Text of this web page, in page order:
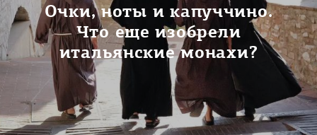
Очки, ноты и капуччино.
Что еще изобрели
итальянские монахи?